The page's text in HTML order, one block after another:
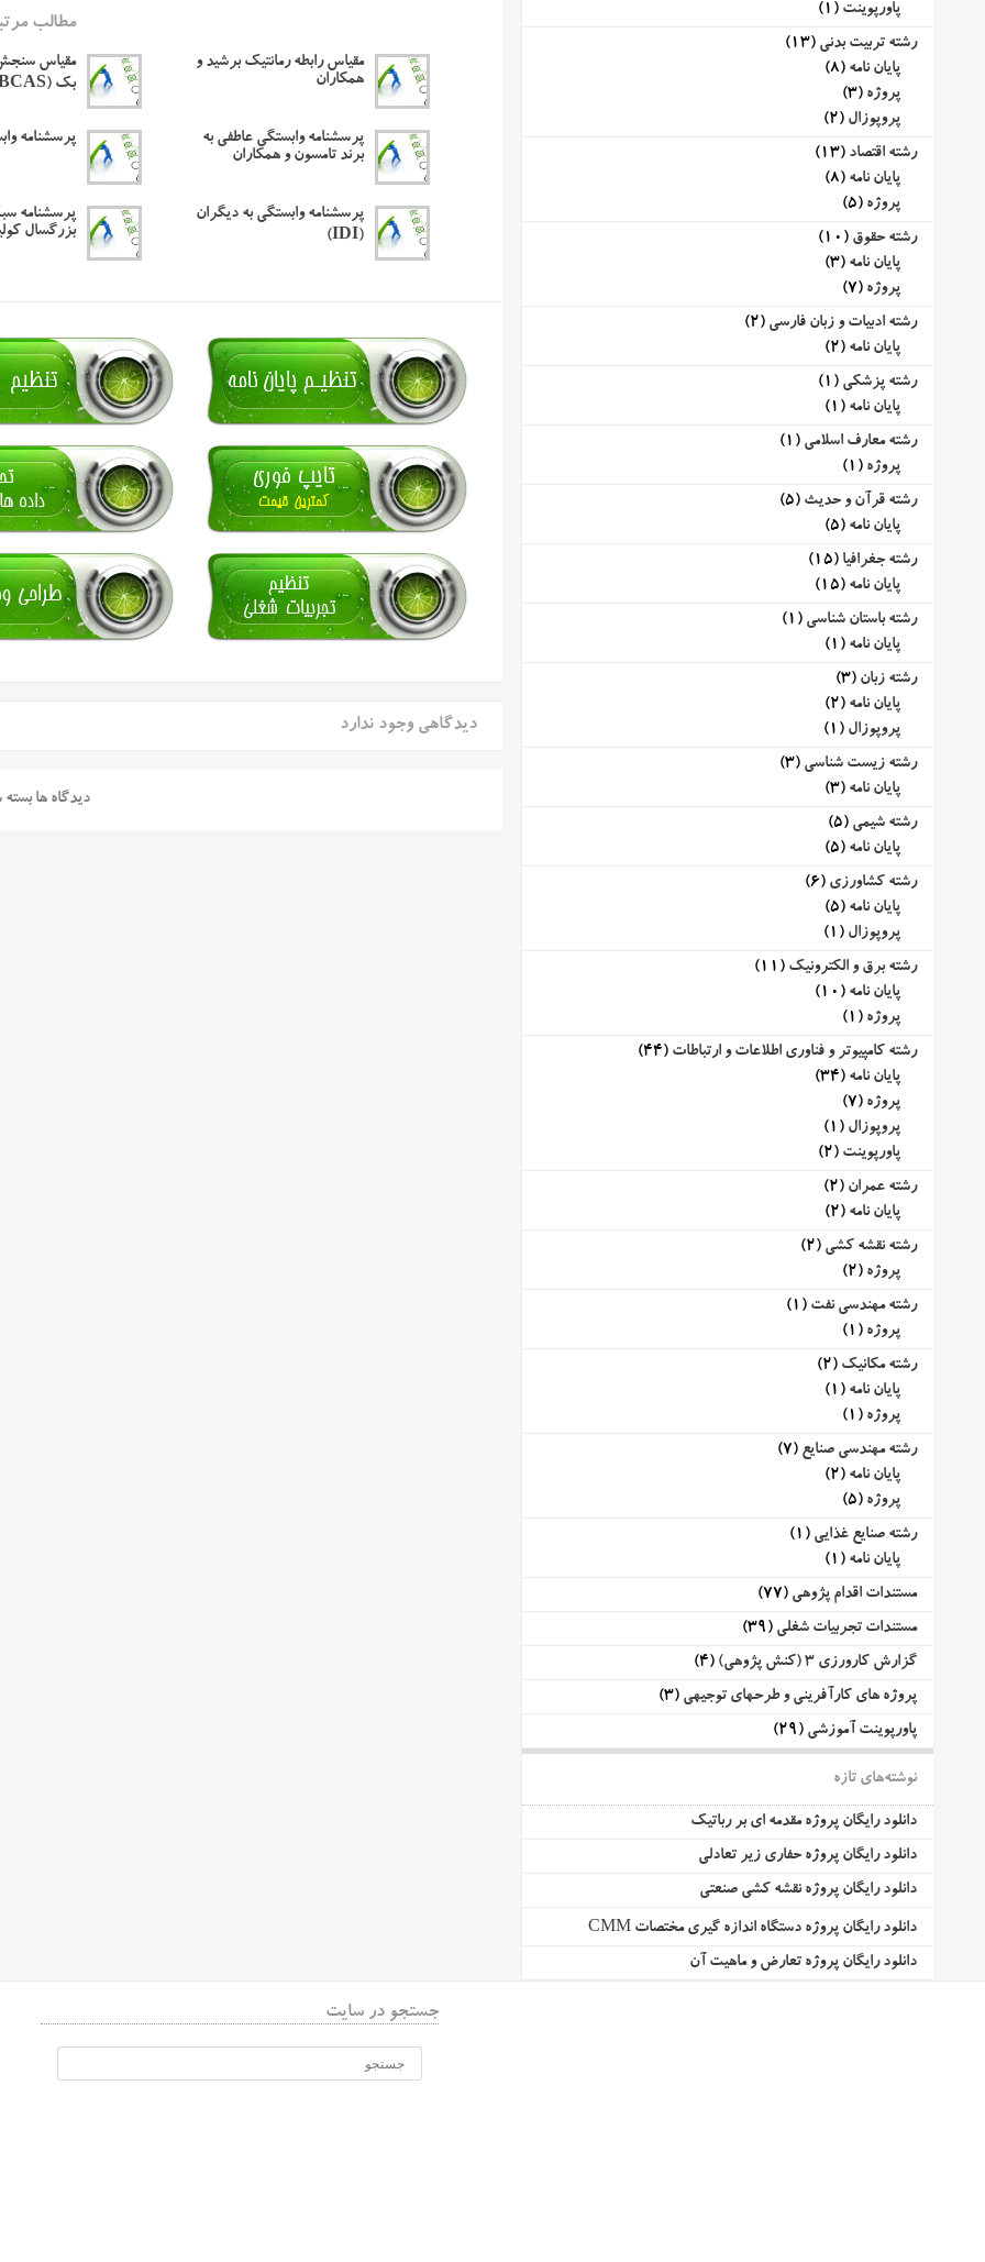
مطالب
مقیاس رابطه رمانتیک برشید و
همکاران
مقیاس
بک (BCAS)
پرسشنامه وابستگی عاطفی به
برند تامسون و همکاران
پرسشنامه
پرسشنامه وابستگی به دیگران
(IDI)
پرسشنامه
بزرگسال
دیدگاهی وجود ندارد
دیدگاه ها
پاورپوینت (1)
رشته تربیت بدنی (13)
پایان نامه (8)
پروژه (3)
پروپوزال (2)
رشته اقتصاد (13)
پایان نامه (8)
پروژه (5)
رشته حقوق (10)
پایان نامه (3)
پروژه (7)
رشته ادبیات و زبان فارسی (2)
پایان نامه (2)
رشته پزشکی (1)
پایان نامه (1)
رشته معارف اسلامی (1)
پروژه (1)
رشته قرآن و حدیث (5)
پایان نامه (5)
رشته جغرافیا (15)
پایان نامه (15)
رشته باستان شناسی (1)
پایان نامه (1)
رشته زبان (3)
پایان نامه (2)
پروپوزال (1)
رشته زیست شناسی (3)
پایان نامه (3)
رشته شیمی (5)
پایان نامه (5)
رشته کشاورزی (6)
پایان نامه (5)
پروپوزال (1)
رشته برق و الکترونیک (11)
پایان نامه (10)
پروژه (1)
رشته کامپیوتر و فناوری اطلاعات و ارتباطات (44)
پایان نامه (34)
پروژه (7)
پروپوزال (1)
پاورپوینت (2)
رشته عمران (2)
پایان نامه (2)
رشته نقشه کشی (2)
پروژه (2)
رشته مهندسی نفت (1)
پروژه (1)
رشته مکانیک (2)
پایان نامه (1)
پروژه (1)
رشته مهندسی صنایع (7)
پایان نامه (2)
پروژه (5)
رشته صنایع غذایی (1)
پایان نامه (1)
مستندات اقدام پژوهی (77)
مستندات تجربیات شغلی (39)
گزارش کارورزی 3 (کنش پژوهی)
(4)
پروژه های کارآفرینی و طرحهای توجیهی (3)
پاورپوینت آموزشی (29)
نوشته‌های تازه
دانلود رایگان پروژه مقدمه ای بر رباتیک
دانلود رایگان پروژه حفاری زیر تعادلی
دانلود رایگان پروژه نقشه کشی صنعتی
دانلود رایگان پروژه دستگاه اندازه گیری مختصات CMM
دانلود رایگان پروژه تعارض و ماهیت آن
جستجو در سایت